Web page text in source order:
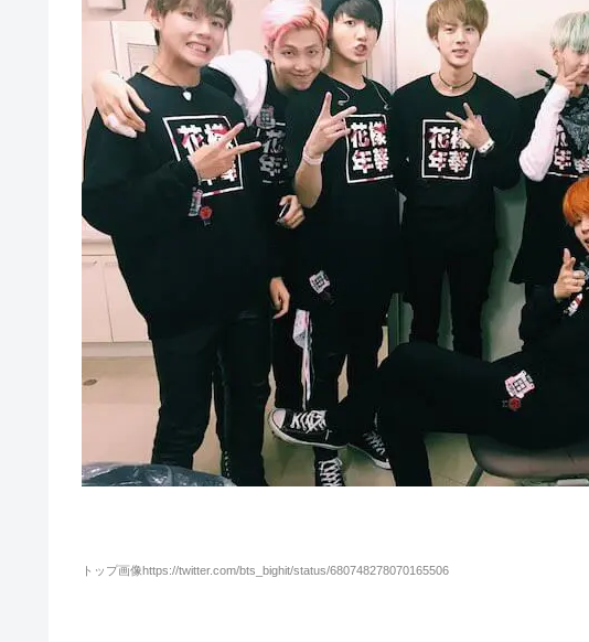
トップ画像https://twitter.com/bts_bighit/status/680748278070165506